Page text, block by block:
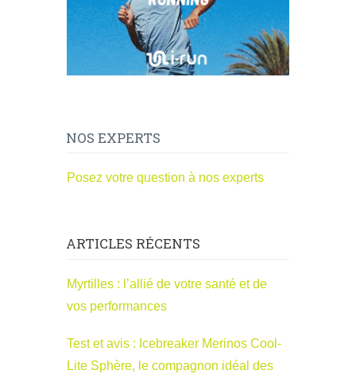
NOS EXPERTS
Posez votre question à nos experts
ARTICLES RÉCENTS
Myrtilles : l’allié de votre santé et de
vos performances
Test et avis : Icebreaker Merinos Cool-
Lite Sphère, le compagnon idéal des